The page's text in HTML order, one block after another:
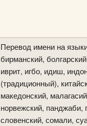
Перевод имени на
бирманский,
иврит, игбо, идиш,
(традиционный),
македонский,
норвежский, панджаби,
словенский, сомали,